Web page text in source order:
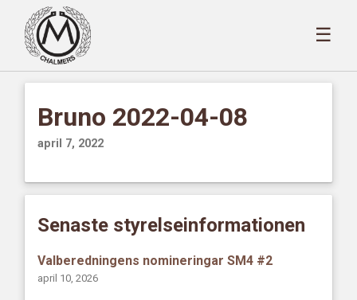
☰
Bruno 2022-04-08
april 7, 2022
Senaste styrelseinformationen
Valberedningens nomineringar SM4 #2
april 10, 2026